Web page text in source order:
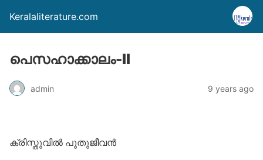
Keralaliterature.com
പെസഹാക്കാലം-II
admin 9 years ago
ക്രിസ്തുവില്‍ പുതുജീവന്‍